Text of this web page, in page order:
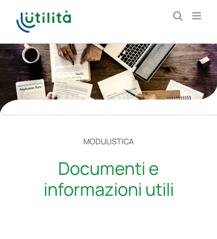
contenuto
MODULISTICA
Documenti e
informazioni utili